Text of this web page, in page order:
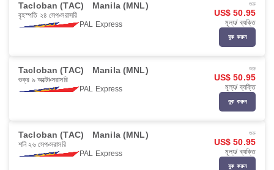
Tacloban (TAC) Manila (MNL)
বৃহস্পতি ২৪ সেপ সরাসরি
PAL Express
শুরু
US$ 50.95
মূল্য/ ব্যক্তি
বুক করুন
Tacloban (TAC) Manila (MNL)
শুক্র ৯ অক্টো সরাসরি
PAL Express
শুরু
US$ 50.95
মূল্য/ ব্যক্তি
বুক করুন
Tacloban (TAC) Manila (MNL)
শনি ২৬ সেপ সরাসরি
PAL Express
শুরু
US$ 50.95
মূল্য/ ব্যক্তি
বুক করুন